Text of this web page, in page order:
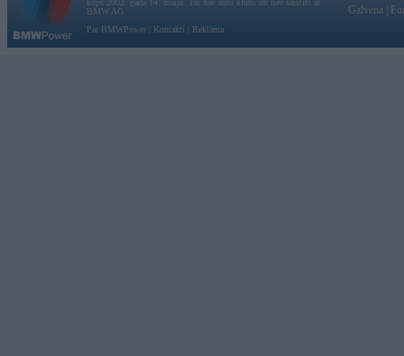
kopš 2002. gada 14. maija. Tas nav auto klubs un nav saistīts ar
BMW AG.
Par BMWPower
Kontakti Reklāma
Galvena